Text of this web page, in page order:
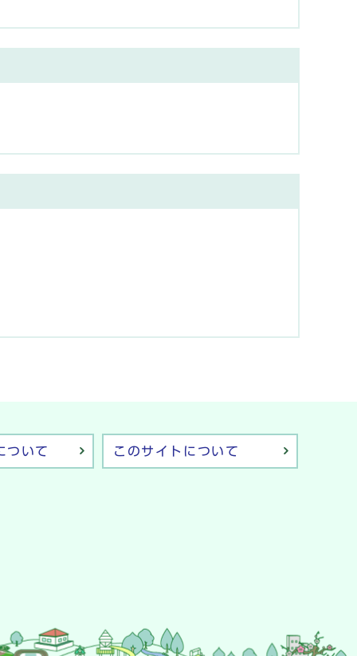
ついて このサイトについて